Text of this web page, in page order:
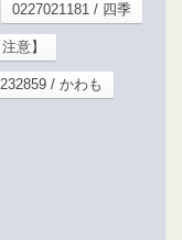
0227021181 / 四季
意】
/ かわも